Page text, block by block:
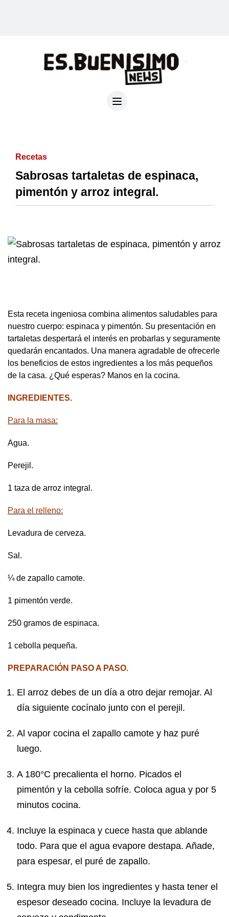
Recetas
Sabrosas tartaletas de espinaca,
pimentón y arroz integral.
Esta receta ingeniosa combina alimentos saludables para
nuestro cuerpo: espinaca y pimentón. Su presentación en
tartaletas despertará el interés en probarlas y seguramente
quedarán encantados. Una manera agradable de ofrecerle
los beneficios de estos ingredientes a los más pequeños
de la casa. ¿Qué esperas? Manos en la cocina.
INGREDIENTES.
Para la masa:
Agua.
Perejil.
1 taza de arroz integral.
Para el relleno:
Levadura de cerveza.
Sal.
¼ de zapallo camote.
1 pimentón verde.
250 gramos de espinaca.
1 cebolla pequeña.
PREPARACIÓN PASO A PASO.
El arroz debes de un día a otro dejar remojar. Al
día siguiente cocínalo junto con el perejil.
Al vapor cocina el zapallo camote y haz puré
luego.
A 180°C precalienta el horno. Picados el
pimentón y la cebolla sofríe. Coloca agua y por 5
minutos cocina.
Incluye la espinaca y cuece hasta que ablande
todo. Para que el agua evapore destapa. Añade,
para espesar, el puré de zapallo.
Integra muy bien los ingredientes y hasta tener el
espesor deseado cocina. Incluye la levadura de